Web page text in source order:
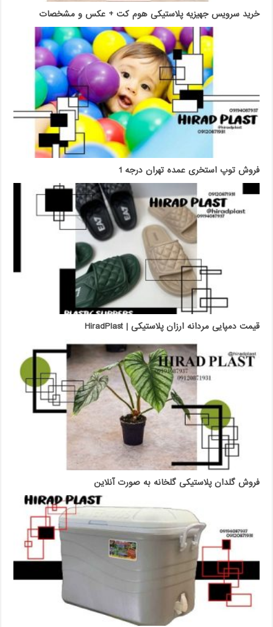
خرید سرویس جهیزیه پلاستیکی هوم کت + عکس و مشخصات
فروش توپ استخری عمده تهران درجه 1
قیمت دمپایی مردانه ارزان پلاستیکی | HiradPlast
فروش گلدان پلاستیکی گلخانه به صورت آنلاین